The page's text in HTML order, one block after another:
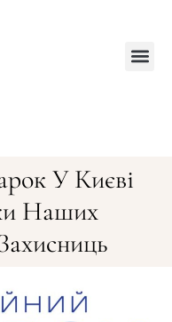
У Києві
Наших